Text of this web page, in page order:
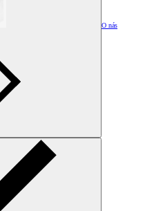
O nás